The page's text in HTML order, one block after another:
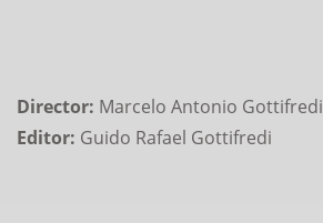
Director: Marcelo Antonio Gottifredi
Editor: Guido Rafael Gottifredi